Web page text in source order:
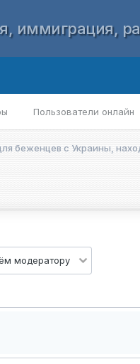
иммиграция,
Пользователи онлайн
беженцев с Украины,